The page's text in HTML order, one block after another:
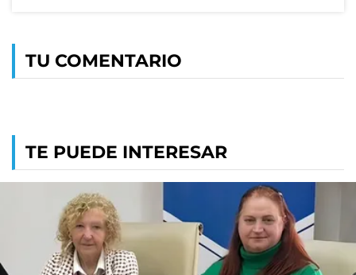
TU COMENTARIO
TE PUEDE INTERESAR